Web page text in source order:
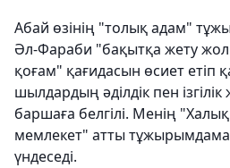
Абай өзінің "толық адам"
Әл-Фараби "бақытқа жету
қоғам" қағидасын өсиет
шылдардың әділдік пен
баршаға белгілі. Менің
мемлекет" атты
үндеседі.